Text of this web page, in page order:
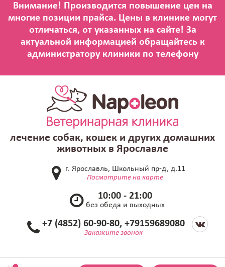
лечение собак, кошек и других домашних
животных в Ярославле
г. Ярославль, Школьный пр-д, д.11
Посмотрите на карте
10:00 - 21:00
без обеда и выходных
+7 (4852) 60-90-80, +79159689080
Закажите звонок